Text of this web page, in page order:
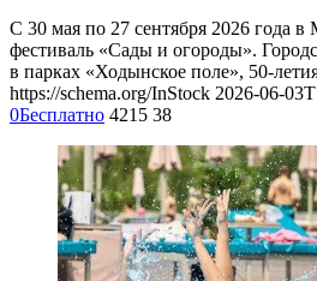
С 30 мая по 27 сентября 2026 года в
фестиваль «Сады и огороды».
в парках «Ходынское поле», 50-
https://schema.org/InStock 2026-06-
0Бесплатно 4215 38